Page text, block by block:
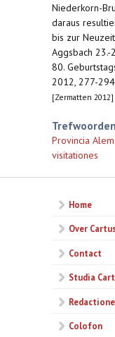
Niederkorn-
daraus
bis zur
Aggsbach 23.-
80.
2012, 277-294
[Zermatten 2012]
Provincia
visitationes
Home
Over
Contact
Studia
Colofon